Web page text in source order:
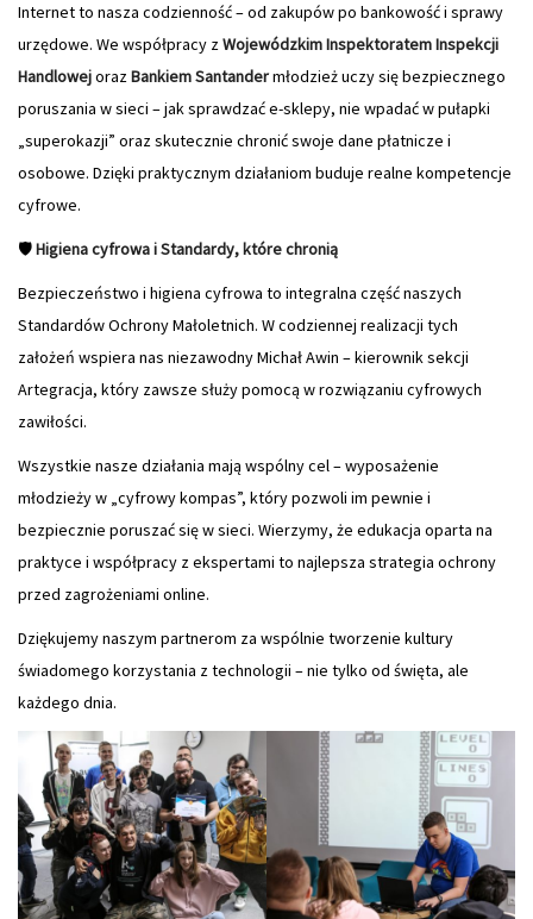
Internet to nasza codzienność – od zakupów po bankowość i sprawy
urzędowe. We współpracy zWojewódzkim Inspektoratem Inspekcji
HandlowejorazBankiem Santandermłodzież uczy się bezpiecznego
poruszania w sieci – jak sprawdzać e-sklepy, nie wpadać w pułapki
„superokazji” oraz skutecznie chronić swoje dane płatnicze i
osobowe. Dzięki praktycznym działaniom buduje realne kompetencje
cyfrowe.
🛡Higiena cyfrowa i Standardy, które chronią
Bezpieczeństwo i higiena cyfrowa to integralna część naszych
Standardów Ochrony Małoletnich. W codziennej realizacji tych
założeń wspiera nas niezawodny Michał Awin – kierownik sekcji
Artegracja, który zawsze służy pomocą w rozwiązaniu cyfrowych
zawiłości.
Wszystkie nasze działania mają wspólny cel – wyposażenie
młodzieży w „cyfrowy kompas”, który pozwoli im pewnie i
bezpiecznie poruszać się w sieci. Wierzymy, że edukacja oparta na
praktyce i współpracy z ekspertami to najlepsza strategia ochrony
przed zagrożeniami online.
Dziękujemy naszym partnerom za wspólnie tworzenie kultury
świadomego korzystania z technologii – nie tylko od święta, ale
każdego dnia.